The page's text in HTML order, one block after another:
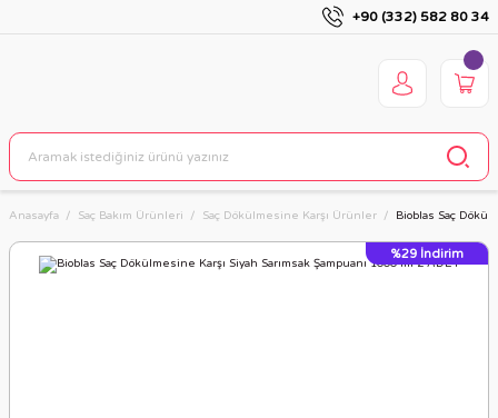
+90 (332) 582 80 34
Anasayfa Saç Bakım Ürünleri Saç Dökülmesine Karşı Ürünler Bioblas Saç
%29 İndirim